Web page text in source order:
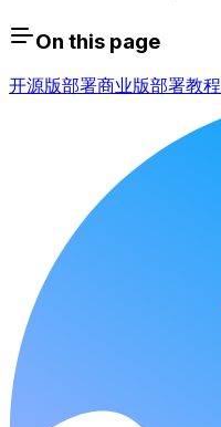
On this page
开源版部署商业版部署教程